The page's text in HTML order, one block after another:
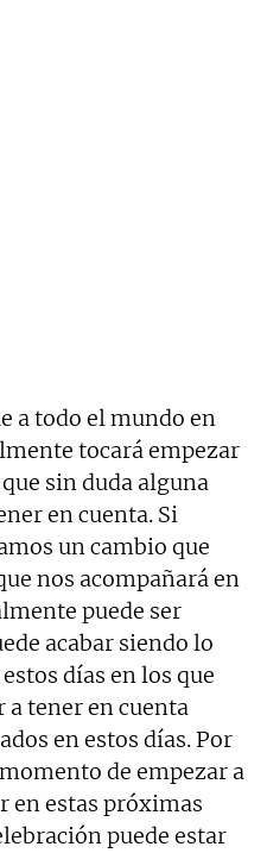
a todo el mundo en
tocará empezar
sin duda alguna
en cuenta. Si
un cambio que
nos acompañará en
puede ser
acabar siendo lo
días en los que
a tener en cuenta
en estos días. Por
de empezar a
en estas próximas
puede estar